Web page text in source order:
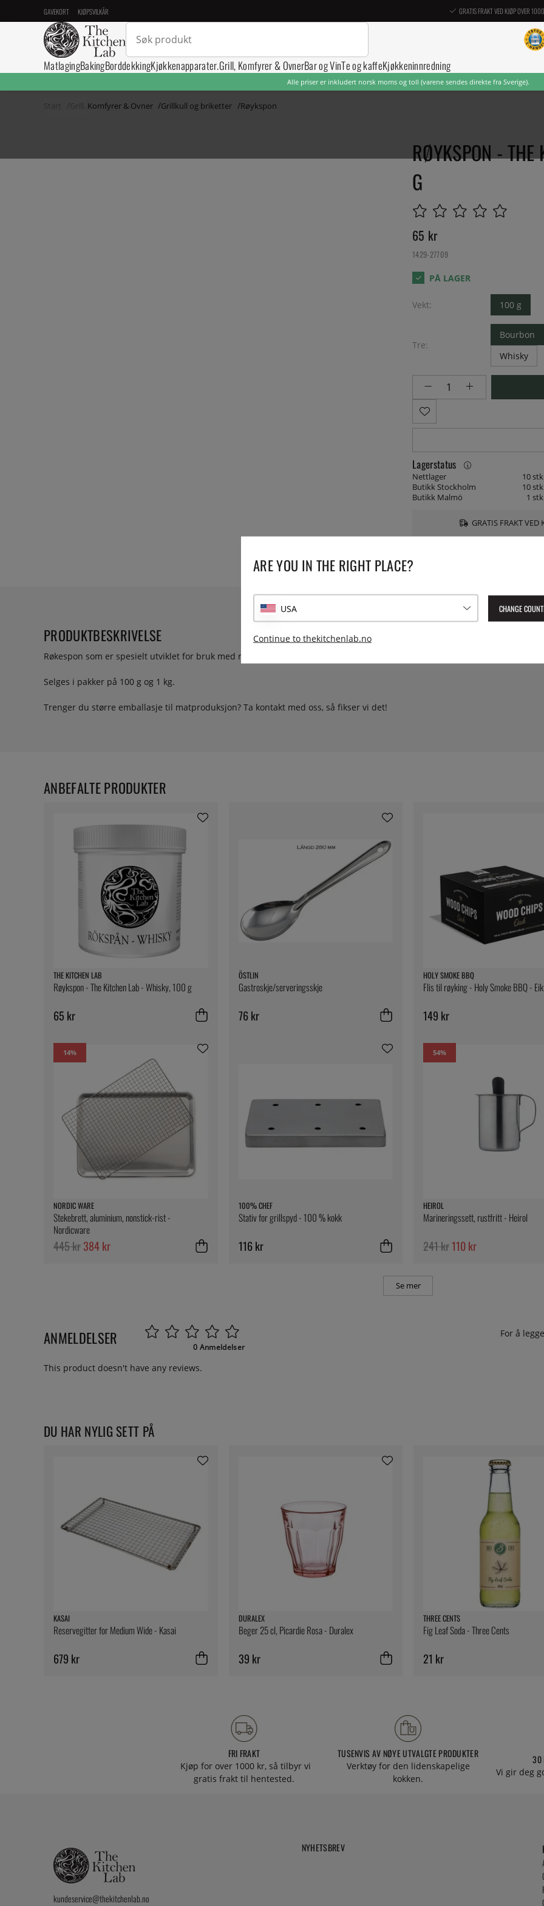
GAVEKORT KJØPSVILKÅR GRATIS FRAKT VED KJØP OVER
MatlagingBakingBorddekkingKjøkkenapparater.Grill, Komfyrer & OvnerBar og VinTe og kaffeKjøkkeninnredning
Alle priser er inkludert norsk moms og toll (varene sendes direkte fra Sverige).
Start Grill, Komfyrer & Ovner Grillkull og briketter Røykspon
RØYKSPON -
G
65 kr
1429-27709
Vekt: 100 g
Tre:
Bourbon
Whisky
Lagerstatus
Nettlager
10
Butikk Stockholm
10
Butikk Malmö
1
GRATIS FRAKT VED
PRODUKTBESKRIVELSE
Røkespon som er spesielt utviklet for bruk med røkpistoler fra britiske Special Ingredients. Vi har flere varianter.
Selges i pakker på 100 g og 1 kg.
Trenger du større emballasje til matproduksjon? Ta kontakt med oss, så fikser vi det!
THE KITCHEN LAB
Røykspon - The Kitchen Lab - Whisky, 100 g
65 kr
ÖSTLIN
Gastroskje/serveringsskje
76 kr
HOLY SMOKE BBQ
Flis til røyking - Holy Smoke BBQ -
149 kr
14%
NORDIC WARE
Stekebrett, aluminium, nonstick-rist -
Nordicware
445 kr384 kr
100% CHEF
Stativ for grillspyd - 100 % kokk
116 kr
54%
HEIROL
Marineringssett, rustfritt - Heirol
241 kr110 kr
Se mer
ANBEFALTE PRODUKTER
ANMELDELSER 0 Anmeldelser
For å
This product doesn't have any reviews.
DU HAR NYLIG SETT PÅ
KASAI
Reservegitter for Medium Wide - Kasai
679 kr
DURALEX
Beger 25 cl, Picardie Rosa - Duralex
39 kr
THREE CENTS
Fig Leaf Soda - Three Cents
21 kr
FRI FRAKT
Kjøp for over 1000 kr, så tilbyr vi
gratis frakt til hentested.
TUSENVIS AV NØYE UTVALGTE PRODUKTER
Verktøy for den lidenskapelige
kokken.
30
Vi gir deg
kundeservice@thekitchenlab.no
NYHETSBREV
ARE YOU IN THE RIGHT PLACE?
USA CHANGE
Continue to thekitchenlab.no